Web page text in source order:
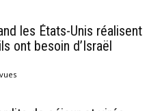
les États-Unis réalisent
ont besoin d’Israël